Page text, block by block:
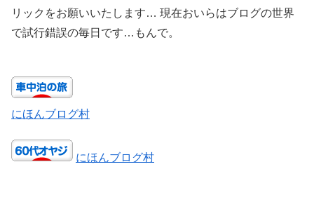
リックをお願いいたします… 現在おいらはブログの世界
で試行錯誤の毎日です…もんで。
にほんブログ村
にほんブログ村